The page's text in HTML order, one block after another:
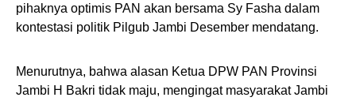
pihaknya optimis PAN akan bersama Sy Fasha dalam
kontestasi politik Pilgub Jambi Desember mendatang.
Menurutnya, bahwa alasan Ketua DPW PAN Provinsi
Jambi H Bakri tidak maju, mengingat masyarakat Jambi